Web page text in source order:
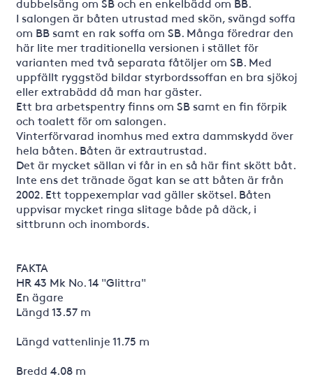
I salongen är båten utrustad med skön, svängd soffa
om BB samt en rak soffa om SB. Många föredrar den
här lite mer traditionella versionen i stället för
varianten med två separata fåtöljer om SB. Med
uppfällt ryggstöd bildar styrbordssoffan en bra sjökoj
eller extrabädd då man har gäster.
Ett bra arbetspentry finns om SB samt en fin förpik
och toalett för om salongen.
Vinterförvarad inomhus med extra dammskydd över
hela båten. Båten är extrautrustad.
Det är mycket sällan vi får in en så här fint skött båt.
Inte ens det tränade ögat kan se att båten är från
2002. Ett toppexemplar vad gäller skötsel. Båten
uppvisar mycket ringa slitage både på däck, i
sittbrunn och inombords.
FAKTA
HR 43 Mk No. 14 "Glittra"
En ägare
Längd 13.57 m
Längd vattenlinje 11.75 m
Bredd 4.08 m